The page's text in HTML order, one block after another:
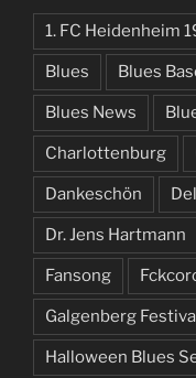
1. FC Heidenheim
Blues Blues
Blues News
Charlottenburg
Dankeschön
Dr. Jens Hartmann
Fansong
Galgenberg Festival
Halloween Blues